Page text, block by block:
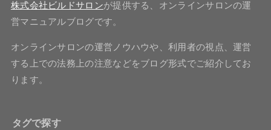
株式会社ビルドサロンが提供する、オンラインサロンの運
営マニュアルブログです。
オンラインサロンの運営ノウハウや、利用者の視点、運営
する上での法務上の注意などをブログ形式でご紹介してお
ります。
タグで探す